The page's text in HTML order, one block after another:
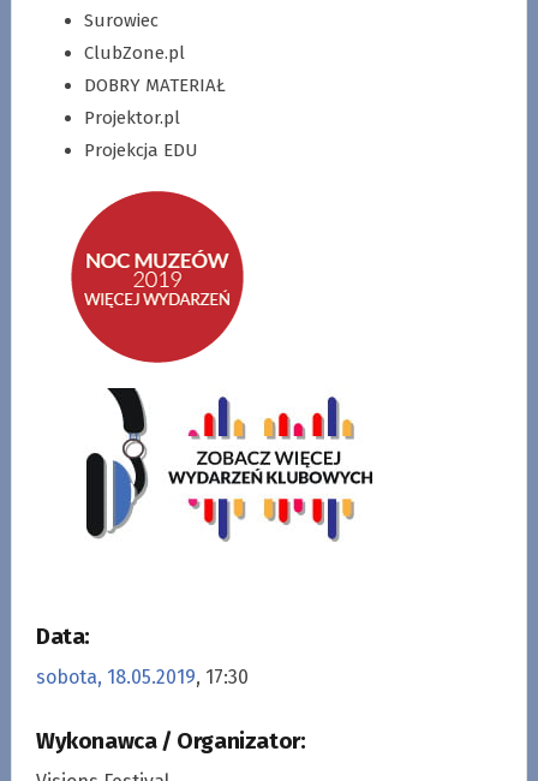
Surowiec
ClubZone.pl
DOBRY MATERIAŁ
Projektor.pl
Projekcja EDU
Data:
sobota, 18.05.2019, 17:30
Wykonawca / Organizator: